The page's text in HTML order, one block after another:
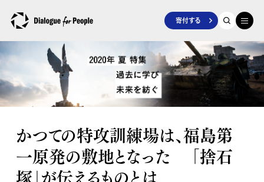
寄付する
かつての特攻訓練場は、福島第
一原発の敷地となった 「捨石